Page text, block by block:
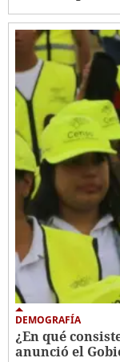
DEMOGRAFÍA
¿En qué
anunció el